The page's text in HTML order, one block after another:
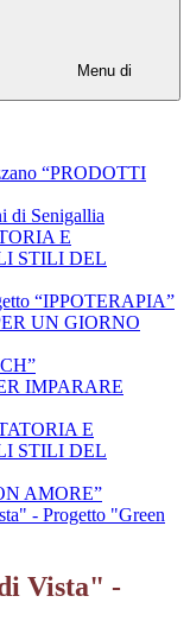
Menu di
“PRODOTTI
di Senigallia
E
STILI DEL
“IPPOTERAPIA”
UN GIORNO
IMPARARE
E
STILI DEL
AMORE”
- Progetto "Green
Vista" -